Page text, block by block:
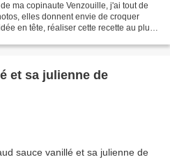
ma copinaute Venzouille, j'ai tout de
elles donnent envie de croquer
en tête, réaliser cette recette au plus
et sa julienne de